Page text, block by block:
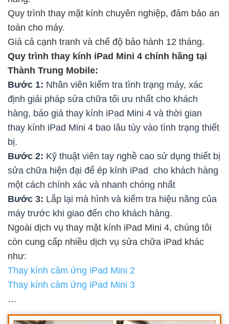
Quy trình thay mặt kính chuyên nghiệp, đảm bảo an
toàn cho máy.
Giá cả cạnh tranh và chế độ bảo hành 12 tháng.
Quy trình thay kính iPad Mini 4 chính hãng tại
Thành Trung Mobile:
Bước 1: Nhân viên kiểm tra tình trạng máy, xác
định giải pháp sửa chữa tối ưu nhất cho khách
hàng, báo giá thay kính iPad Mini 4 và thời gian
thay kính iPad Mini 4 bao lâu tùy vào tình trạng thiết
bị.
Bước 2: Kỹ thuật viên tay nghề cao sử dụng thiết bị
sửa chữa hiện đại để ép kính iPad cho khách hàng
một cách chính xác và nhanh chóng nhất
Bước 3: Lắp lại mà hình và kiểm tra hiệu năng của
máy trước khi giao đến cho khách hàng.
Ngoài dịch vụ thay mặt kính iPad Mini 4, chúng tôi
còn cung cấp nhiều dịch vụ sửa chữa iPad khác
như:
Thay kính cảm ứng iPad Mini 2
Thay kính cảm ứng iPad Mini 3
…